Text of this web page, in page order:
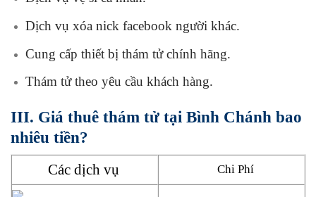
Dịch vụ xóa nick facebook người khác.
Cung cấp thiết bị thám tử chính hãng.
Thám tử theo yêu cầu khách hàng.
III. Giá thuê thám tử tại Bình Chánh bao
nhiêu tiền?
Các dịch vụ Chi Phí